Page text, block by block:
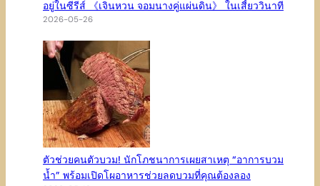
อยู่ในซีรีส์ 《เจินหวน จอมนางคู่แผ่นดิน》 ในเสี้ยววินาที
2026-05-26
ตัวช่วยคนตัวบวม! นักโภชนาการเผยสาเหตุ “อาการบวม
น้ำ” พร้อมเปิดโผอาหารช่วยลดบวมที่คุณต้องลอง